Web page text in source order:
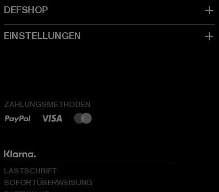
ZAHLUNGSMETHODEN
LASTSCHRIFT
SOFORTÜBERWEISUNG